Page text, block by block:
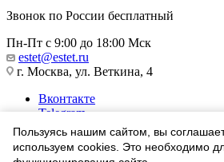
Звонок по России бесплатный
Пн-Пт с 9:00 до 18:00 Мск
estet@estet.ru
г. Москва, ул. Веткина, 4
Вконтакте
Telegram
Одноклассники
WhatsApp
Пользуясь нашим сайтом, вы
используем cookies. Это необходимо